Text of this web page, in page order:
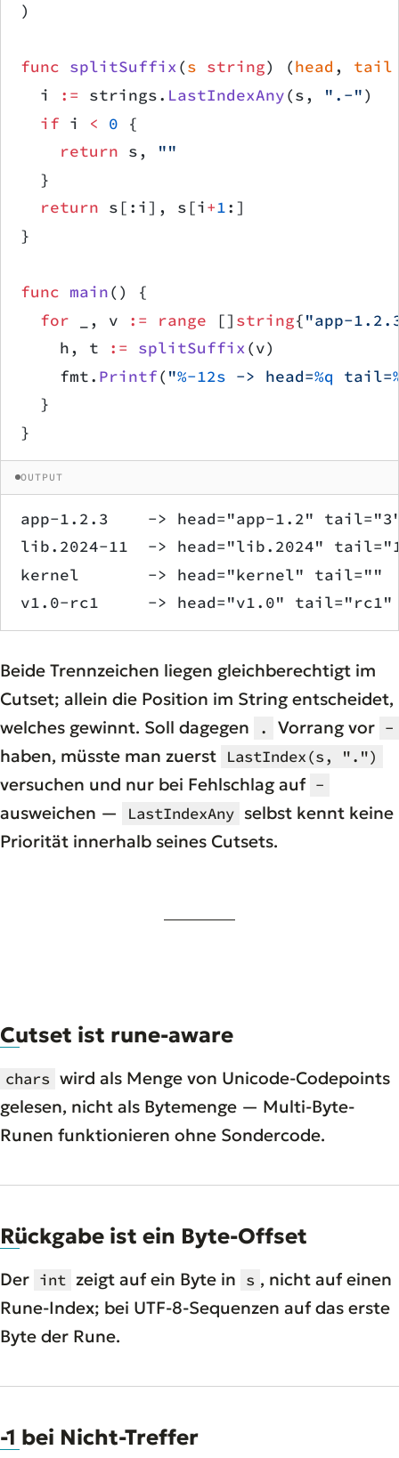
)
func splitSuffix(s string) (head , tail
	i
:= strings. LastIndexAny(s, ".-")
	if
i < 0 {
		return
s, ""
	}
	return
s[:i], s[i+1:]
}
func main() {
	for
_, v := range [] string{"app-
		h, t
:= splitSuffix(v)
		fmt.
Printf( "%-12s -> head=%q tail=
	}
}
OUTPUT
app-1.2.3    -> head="app-1.2"
lib.2024-11  -> head="lib.2024"
kernel       -> head="kernel" tail=""
v1.0-rc1     -> head="v1.0" tail="rc1"
Beide Trennzeichen liegen gleichberechtigt im
Cutset; allein die Position im String entscheidet,
welches gewinnt. Soll dagegen
. Vorrang vor -
haben, müsste man zuerst LastIndex(s, ".")
versuchen und nur bei Fehlschlag auf -
ausweichen — LastIndexAny selbst kennt keine
Priorität innerhalb seines Cutsets.
Cutset ist rune-aware
chars wird als Menge von Unicode-Codepoints
gelesen, nicht als Bytemenge — Multi-Byte-
Runen funktionieren ohne Sondercode.
Rückgabe ist ein Byte-Offset
Der int zeigt auf ein Byte in s , nicht auf einen
Rune-Index; bei UTF-8-Sequenzen auf das erste
Byte der Rune.
-1 bei Nicht-Treffer